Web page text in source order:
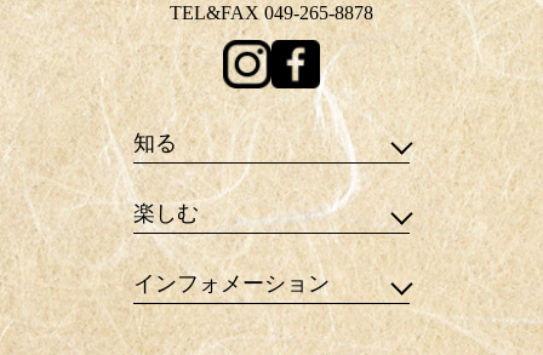
TEL&FAX 049-265-8878
知る
楽しむ
インフォメーション